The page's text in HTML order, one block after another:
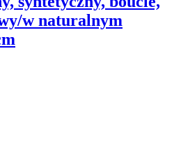
w naturalnym